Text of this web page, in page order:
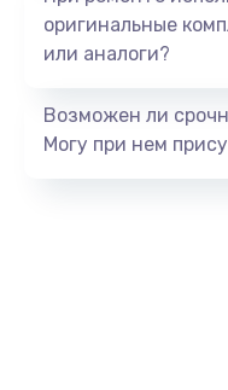
оригинальные
или аналоги?
Возможен ли
Могу при нем